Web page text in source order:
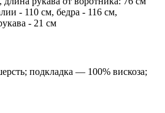
- 110 см, бедра - 116 см,
- 21 см
подкладка — 100% вискоза;